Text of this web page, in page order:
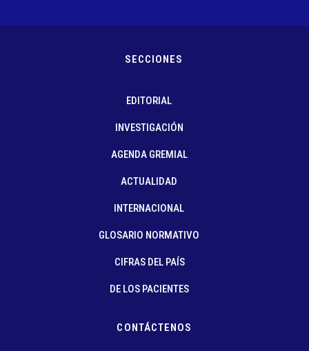
SECCIONES
EDITORIAL
INVESTIGACIÓN
AGENDA GREMIAL
ACTUALIDAD
INTERNACIONAL
GLOSARIO NORMATIVO
CIFRAS DEL PAÍS
DE LOS PACIENTES
CONTÁCTENOS